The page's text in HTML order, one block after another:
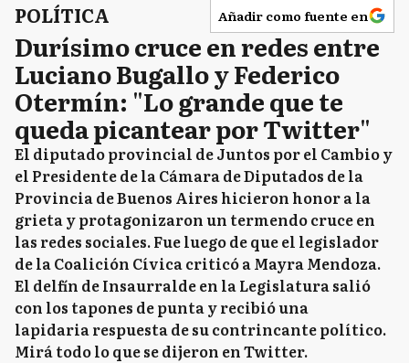
POLÍTICA Añadir como fuente en
Durísimo cruce en redes entre
Luciano Bugallo y Federico
Otermín: "Lo grande que te
queda picantear por Twitter"
El diputado provincial de Juntos por el Cambio y
el Presidente de la Cámara de Diputados de la
Provincia de Buenos Aires hicieron honor a la
grieta y protagonizaron un termendo cruce en
las redes sociales. Fue luego de que el legislador
de la Coalición Cívica criticó a Mayra Mendoza.
El delfín de Insaurralde en la Legislatura salió
con los tapones de punta y recibió una
lapidaria respuesta de su contrincante político.
Mirá todo lo que se dijeron en Twitter.